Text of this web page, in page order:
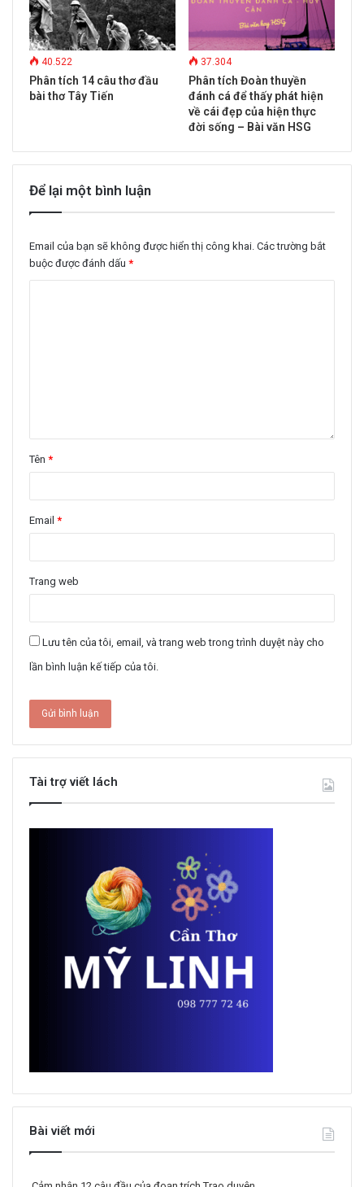
40.522
Phân tích 14 câu thơ đầu
bài thơ Tây Tiến
37.304
Phân tích Đoàn thuyền
đánh cá để thấy phát hiện
về cái đẹp của hiện thực
đời sống – Bài văn HSG
Để lại một bình luận
Email của bạn sẽ không được hiển thị công khai. Các trường bắt
buộc được đánh dấu *
Tên *
Email *
Trang web
Lưu tên của tôi, email, và trang web trong trình duyệt này cho
lần bình luận kế tiếp của tôi.
Tài trợ viết lách
Bài viết mới